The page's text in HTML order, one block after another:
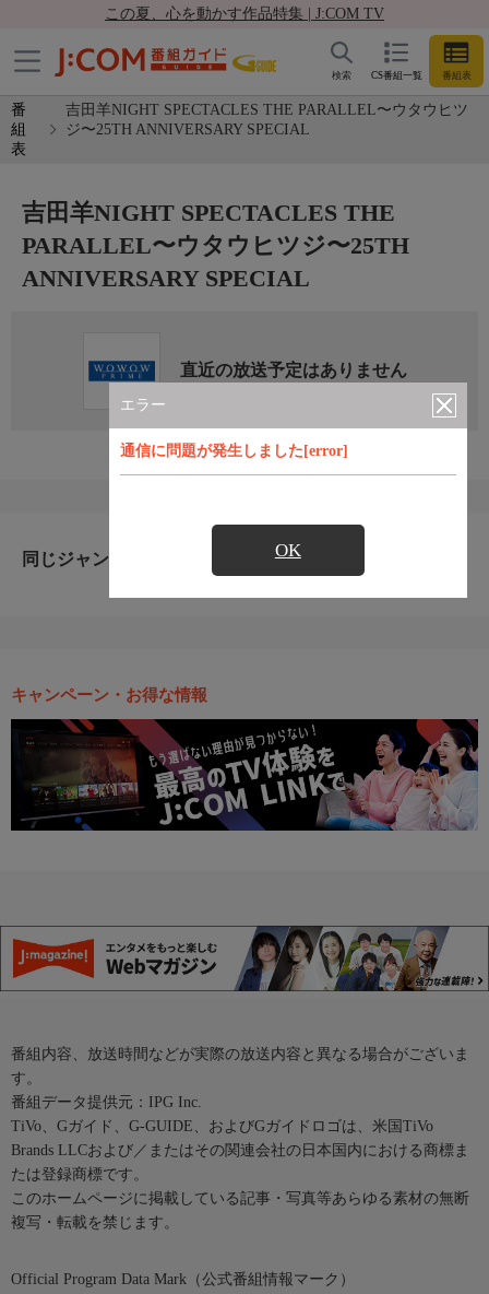
この夏、心を動かす作品特集 | J:COM TV
CS番組一覧 番組表
検索
番
組
表
吉田羊NIGHT SPECTACLES THE PARALLEL〜ウタウヒツ
ジ〜25TH ANNIVERSARY SPECIAL
エラー
通信に問題が発生しました[error]
OK
吉田羊NIGHT SPECTACLES THE
PARALLEL〜ウタウヒツジ〜25TH
ANNIVERSARY SPECIAL
直近の放送予定はありません
同じジャンルのおすすめ番組
キャンペーン・お得な情報
番組内容、放送時間などが実際の放送内容と異なる場合がございま
す。
番組データ提供元：IPG Inc.
TiVo、Gガイド、G-GUIDE、およびGガイドロゴは、米国TiVo
Brands LLCおよび／またはその関連会社の日本国内における商標ま
たは登録商標です。
このホームページに掲載している記事・写真等あらゆる素材の無断
複写・転載を禁じます。
Official Program Data Mark（公式番組情報マーク）